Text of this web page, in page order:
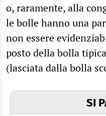
o, raramente, alla
le bolle hanno una
non essere
posto della bolla
(lasciata dalla bolla
SI